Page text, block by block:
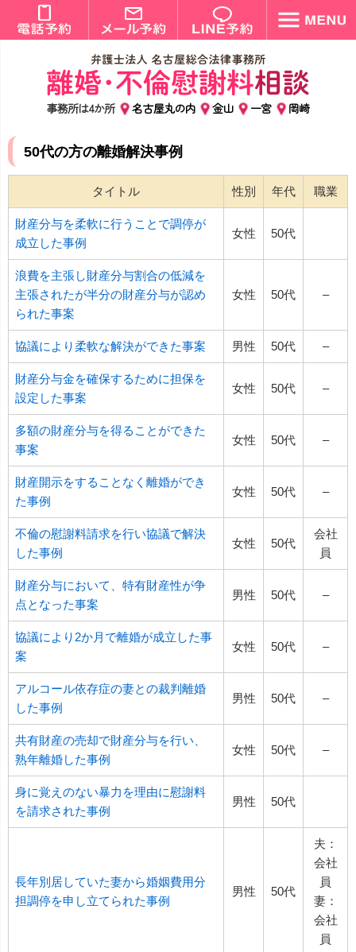
事務所は4か所 名古屋丸の内 金山 一宮 岡崎
50代の方の離婚解決事例
タイトル 性別 年代 職業
財産分与を柔軟に行うことで調停が
成立した事例
女性 50代
浪費を主張し財産分与割合の低減を
主張されたが半分の財産分与が認め
られた事案
女性 50代 –
協議により柔軟な解決ができた事案 男性 50代 –
財産分与金を確保するために担保を
設定した事案
女性 50代 –
多額の財産分与を得ることができた
事案
女性 50代 –
財産開示をすることなく離婚ができ
た事例
女性 50代 –
不倫の慰謝料請求を行い協議で解決
した事例
女性 50代
会社
員
財産分与において、特有財産性が争
点となった事案
男性 50代 –
協議により2か月で離婚が成立した事
案
女性 50代 –
アルコール依存症の妻との裁判離婚
した事例
男性 50代 –
共有財産の売却で財産分与を行い、
熟年離婚した事例
女性 50代 –
身に覚えのない暴力を理由に慰謝料
を請求された事例
男性 50代
長年別居していた妻から婚姻費用分
担調停を申し立てられた事例
男性 50代
夫：
会社
員
妻：
会社
員